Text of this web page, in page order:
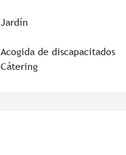
Jardín
Acogida de discapacitados
Cátering